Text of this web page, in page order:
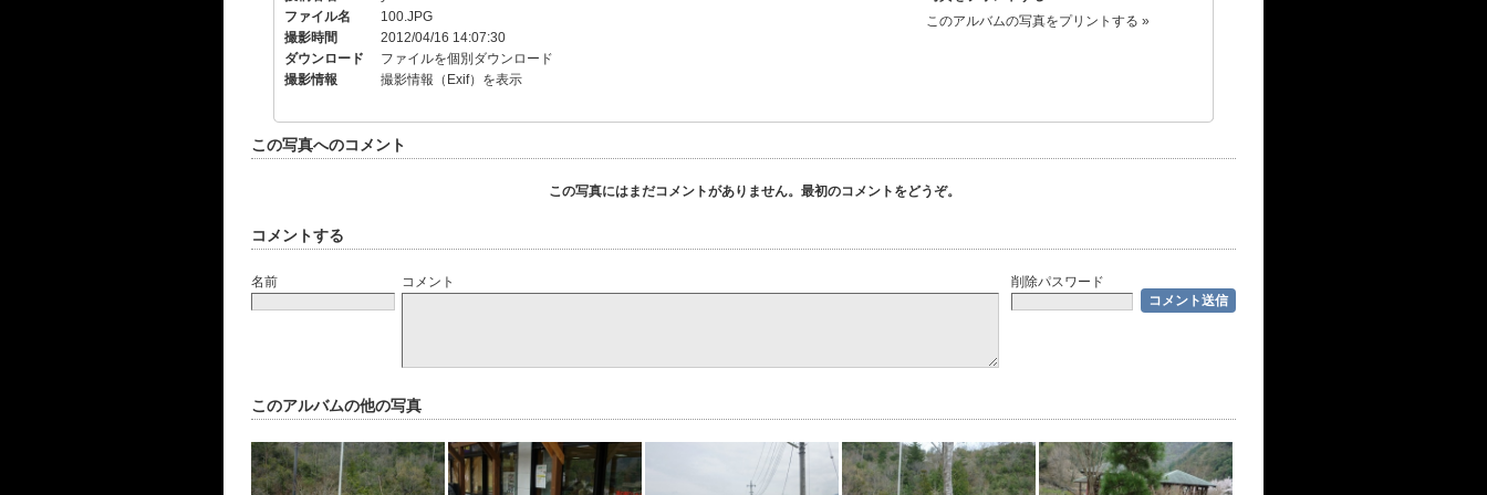
ファイル名
100.JPG
撮影時間
2012/04/16 14:07:30
ダウンロード
ファイルを個別ダウンロード
撮影情報
撮影情報（Exif）を表示
このアルバムの写真をプリントする »
この写真へのコメント
この写真にはまだコメントがありません。最初のコメントをどうぞ。
コメントする
名前 コメント 削除パスワード
このアルバムの他の写真